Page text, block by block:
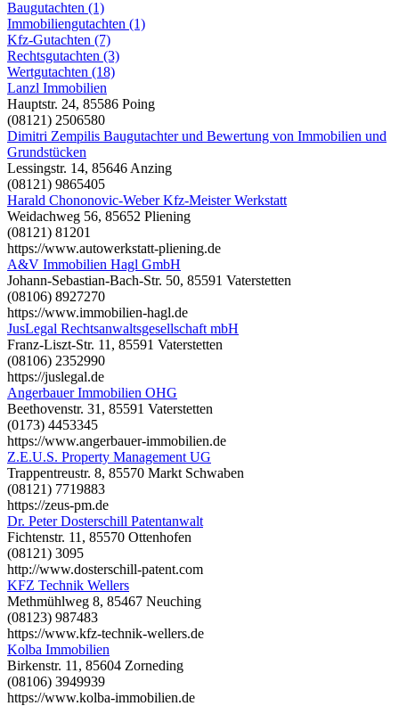
Baugutachten (1)
Immobiliengutachten (1)
Kfz-Gutachten (7)
Rechtsgutachten (3)
Wertgutachten (18)
Lanzl Immobilien
Hauptstr. 24, 85586 Poing
(08121) 2506580
Dimitri Zempilis Baugutachter und Bewertung von Immobilien und
Grundstücken
Lessingstr. 14, 85646 Anzing
(08121) 9865405
Harald Chononovic-Weber Kfz-Meister Werkstatt
Weidachweg 56, 85652 Pliening
(08121) 81201
https://www.autowerkstatt-pliening.de
A&V Immobilien Hagl GmbH
Johann-Sebastian-Bach-Str. 50, 85591 Vaterstetten
(08106) 8927270
https://www.immobilien-hagl.de
JusLegal Rechtsanwaltsgesellschaft mbH
Franz-Liszt-Str. 11, 85591 Vaterstetten
(08106) 2352990
https://juslegal.de
Angerbauer Immobilien OHG
Beethovenstr. 31, 85591 Vaterstetten
(0173) 4453345
https://www.angerbauer-immobilien.de
Z.E.U.S. Property Management UG
Trappentreustr. 8, 85570 Markt Schwaben
(08121) 7719883
https://zeus-pm.de
Dr. Peter Dosterschill Patentanwalt
Fichtenstr. 11, 85570 Ottenhofen
(08121) 3095
http://www.dosterschill-patent.com
KFZ Technik Wellers
Methmühlweg 8, 85467 Neuching
(08123) 987483
https://www.kfz-technik-wellers.de
Kolba Immobilien
Birkenstr. 11, 85604 Zorneding
(08106) 3949939
https://www.kolba-immobilien.de